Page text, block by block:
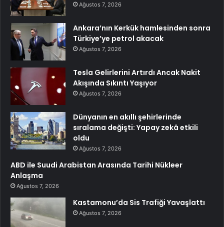
Ağustos 7, 2026
Ankara’nın Kerkük hamlesinden sonra
Türkiye’ye petrol akacak
Ağustos 7, 2026
Tesla Gelirlerini Artırdı Ancak Nakit
Akışında Sıkıntı Yaşıyor
Ağustos 7, 2026
Dünyanın en akıllı şehirlerinde
sıralama değişti: Yapay zekâ etkili
oldu
Ağustos 7, 2026
ABD ile Suudi Arabistan Arasında Tarihi Nükleer
Anlaşma
Ağustos 7, 2026
Kastamonu’da Sis Trafiği Yavaşlattı
Ağustos 7, 2026